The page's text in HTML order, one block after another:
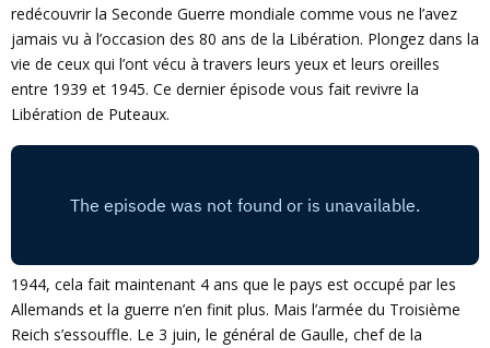
E
N
redécouvrir la Seconde Guerre mondiale comme vous ne l’avez
jamais vu à l’occasion des 80 ans de la Libération. Plongez dans la
vie de ceux qui l’ont vécu à travers leurs yeux et leurs oreilles
entre 1939 et 1945. Ce dernier épisode vous fait revivre la
Libération de Puteaux.
1944, cela fait maintenant 4 ans que le pays est occupé par les
Allemands et la guerre n’en finit plus. Mais l’armée du Troisième
Reich s’essouffle. Le 3 juin, le général de Gaulle, chef de la